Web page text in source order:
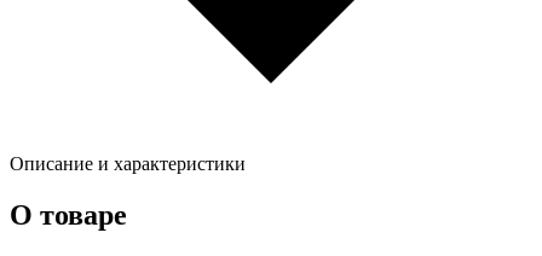
Описание и характеристики
О товаре